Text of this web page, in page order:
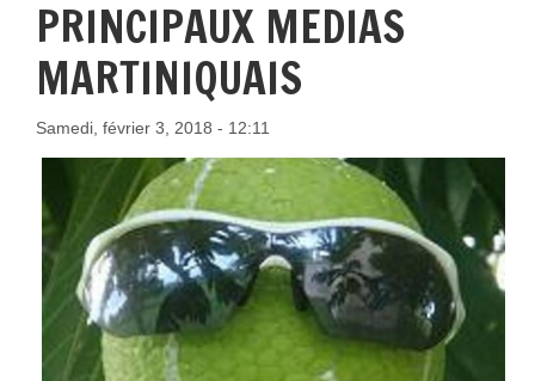
PRINCIPAUX MEDIAS
MARTINIQUAIS
Samedi, février 3, 2018 - 12:11